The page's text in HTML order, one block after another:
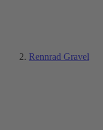
Rennrad Gravel